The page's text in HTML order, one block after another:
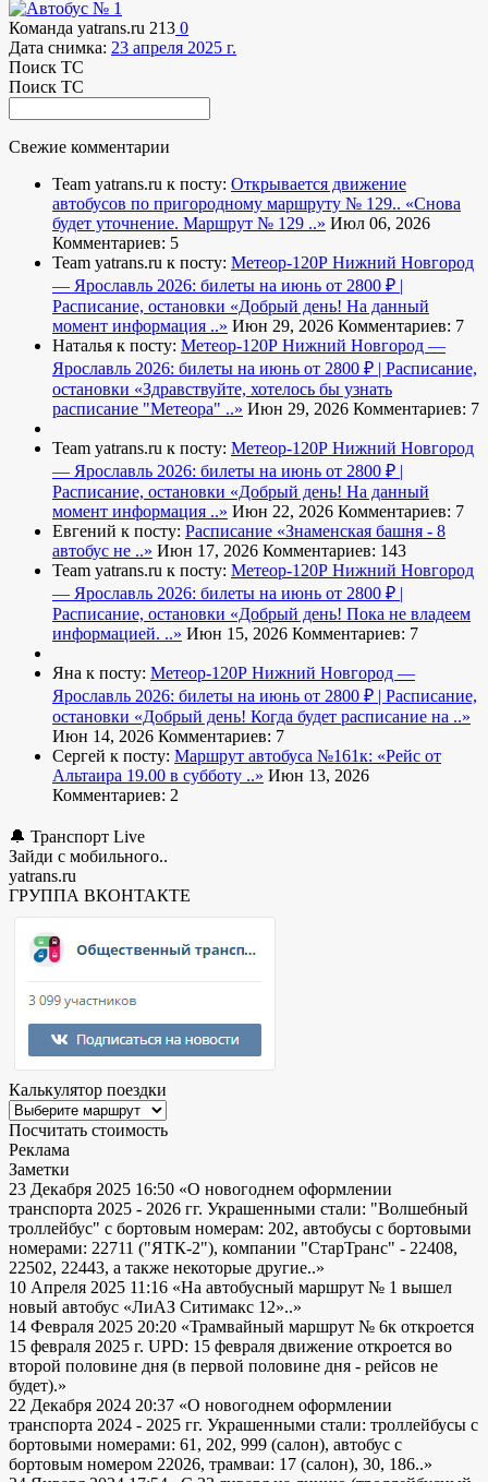
Команда yatrans.ru 213 0
Дата снимка: 23 апреля 2025 г.
Поиск ТС
Поиск ТС
Свежие комментарии
Team yatrans.ru к посту: Открывается движение
автобусов по пригородному маршруту № 129.. «Снова
будет уточнение. Маршрут № 129 ..» Июл 06, 2026
Комментариев: 5
Team yatrans.ru к посту: Метеор-120Р Нижний Новгород
— Ярославль 2026: билеты на июнь от 2800 ₽ |
Расписание, остановки «Добрый день! На данный
момент информация ..» Июн 29, 2026 Комментариев: 7
Наталья к посту: Метеор-120Р Нижний Новгород —
Ярославль 2026: билеты на июнь от 2800 ₽ | Расписание,
остановки «Здравствуйте, хотелось бы узнать
расписание "Метеора" ..» Июн 29, 2026 Комментариев: 7
Team yatrans.ru к посту: Метеор-120Р Нижний Новгород
— Ярославль 2026: билеты на июнь от 2800 ₽ |
Расписание, остановки «Добрый день! На данный
момент информация ..» Июн 22, 2026 Комментариев: 7
Евгений к посту: Расписание «Знаменская башня - 8
автобус не ..» Июн 17, 2026 Комментариев: 143
Team yatrans.ru к посту: Метеор-120Р Нижний Новгород
— Ярославль 2026: билеты на июнь от 2800 ₽ |
Расписание, остановки «Добрый день! Пока не владеем
информацией. ..» Июн 15, 2026 Комментариев: 7
Яна к посту: Метеор-120Р Нижний Новгород —
Ярославль 2026: билеты на июнь от 2800 ₽ | Расписание,
остановки «Добрый день! Когда будет расписание на ..»
Июн 14, 2026 Комментариев: 7
Сергей к посту: Маршрут автобуса №161к: «Рейс от
Альтаира 19.00 в субботу ..» Июн 13, 2026
Комментариев: 2
🔔 Транспорт Live
Зайди с мобильного..
yatrans.ru
ГРУППА ВКОНТАКТЕ
Калькулятор поездки
Посчитать стоимость
Реклама
Заметки
23 Декабря 2025 16:50 «О новогоднем оформлении
транспорта 2025 - 2026 гг. Украшенными стали: "Волшебный
троллейбус" с бортовым номерам: 202, автобусы с бортовыми
номерами: 22711 ("ЯТК-2"), компании "СтарТранс" - 22408,
22502, 22443, а также некоторые другие..»
10 Апреля 2025 11:16 «На автобусный маршрут № 1 вышел
новый автобус «ЛиАЗ Ситимакс 12»..»
14 Февраля 2025 20:20 «Трамвайный маршрут № 6к откроется
15 февраля 2025 г. UPD: 15 февраля движение откроется во
второй половине дня (в первой половине дня - рейсов не
будет).»
22 Декабря 2024 20:37 «О новогоднем оформлении
транспорта 2024 - 2025 гг. Украшенными стали: троллейбусы с
бортовыми номерами: 61, 202, 999 (салон), автобус с
бортовым номером 22026, трамваи: 17 (салон), 30, 186..»